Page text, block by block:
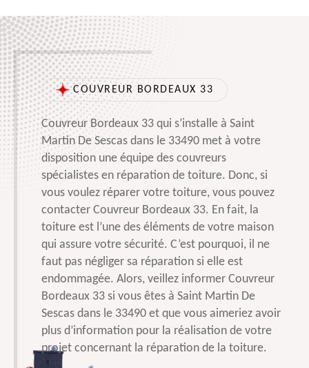
COUVREUR BORDEAUX 33
Couvreur Bordeaux 33 qui s’installe à Saint
Martin De Sescas dans le 33490 met à votre
disposition une équipe des couvreurs
spécialistes en réparation de toiture. Donc, si
vous voulez réparer votre toiture, vous pouvez
contacter Couvreur Bordeaux 33. En fait, la
toiture est l’une des éléments de votre maison
qui assure votre sécurité. C’est pourquoi, il ne
faut pas négliger sa réparation si elle est
endommagée. Alors, veillez informer Couvreur
Bordeaux 33 si vous êtes à Saint Martin De
Sescas dans le 33490 et que vous aimeriez avoir
plus d’information pour la réalisation de votre
projet concernant la réparation de la toiture.